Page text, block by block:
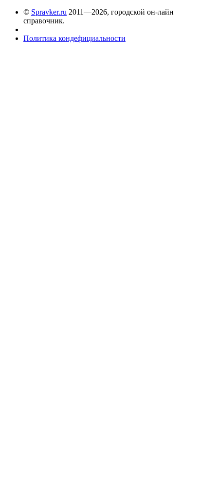
© Spravker.ru 2011—2026, городской он-лайн
справочник.
Политика кондефициальности